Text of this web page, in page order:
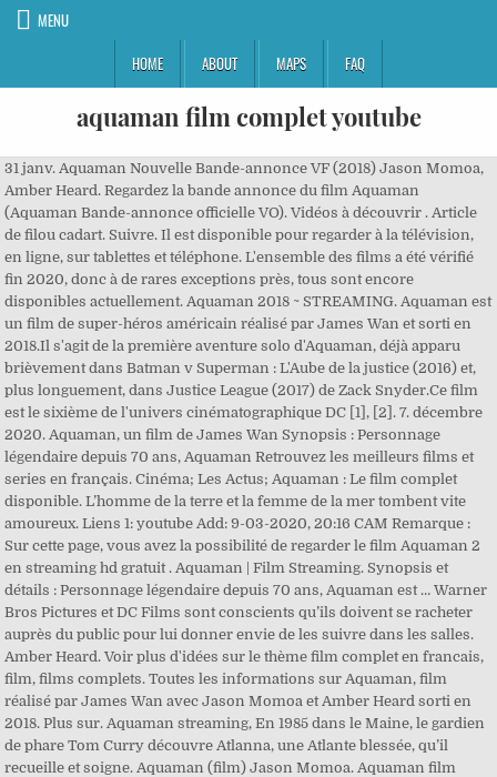
MENU
HOME
ABOUT MAPS FAQ
aquaman film complet youtube
31 janv. Aquaman Nouvelle Bande-annonce VF (2018) Jason Momoa,
Amber Heard. Regardez la bande annonce du film Aquaman
(Aquaman Bande-annonce officielle VO). Vidéos à découvrir . Article
de filou cadart. Suivre. Il est disponible pour regarder à la télévision,
en ligne, sur tablettes et téléphone. L'ensemble des films a été vérifié
fin 2020, donc à de rares exceptions près, tous sont encore
disponibles actuellement. Aquaman 2018 ~ STREAMING. Aquaman est
un film de super-héros américain réalisé par James Wan et sorti en
2018.Il s'agit de la première aventure solo d'Aquaman, déjà apparu
brièvement dans Batman v Superman : L'Aube de la justice (2016) et,
plus longuement, dans Justice League (2017) de Zack Snyder.Ce film
est le sixième de l'univers cinématographique DC [1], [2]. 7. décembre
2020. Aquaman, un film de James Wan Synopsis : Personnage
légendaire depuis 70 ans, Aquaman Retrouvez les meilleurs films et
series en français. Cinéma; Les Actus; Aquaman : Le film complet
disponible. L’homme de la terre et la femme de la mer tombent vite
amoureux. Liens 1: youtube Add: 9-03-2020, 20:16 CAM Remarque :
Sur cette page, vous avez la possibilité de regarder le film Aquaman 2
en streaming hd gratuit . Aquaman | Film Streaming. Synopsis et
détails : Personnage légendaire depuis 70 ans, Aquaman est … Warner
Bros Pictures et DC Films sont conscients qu’ils doivent se racheter
auprès du public pour lui donner envie de les suivre dans les salles.
Amber Heard. Voir plus d'idées sur le thème film complet en francais,
film, films complets. Toutes les informations sur Aquaman, film
réalisé par James Wan avec Jason Momoa et Amber Heard sorti en
2018. Plus sur. Aquaman streaming, En 1985 dans le Maine, le gardien
de phare Tom Curry découvre Atlanna, une Atlante blessée, qu’il
recueille et soigne. Aquaman (film) Jason Momoa. Aquaman film